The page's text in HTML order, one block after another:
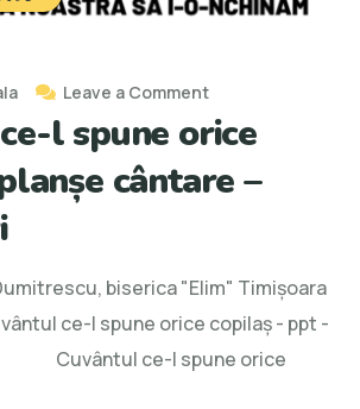
Leave a Comment
l spune orice
cântare –
biserica "Elim" Timișoara
ce-l spune orice copilaș - ppt -
ce-l spune orice